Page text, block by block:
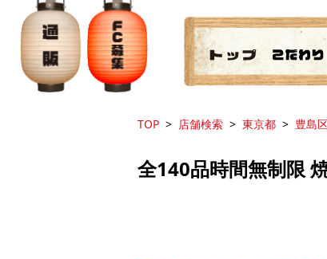
TOP 店舗検索 東京都 豊島
全140品時間無制限